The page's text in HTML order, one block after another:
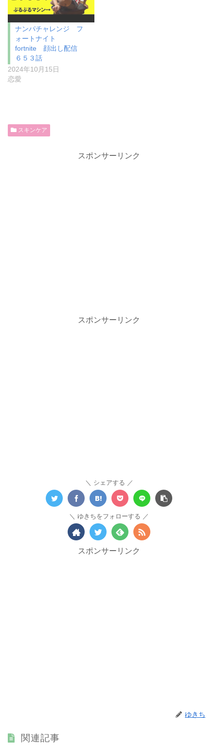
ナンパチャレンジ フ
ォートナイト
fortnite 顔出し配信
６５３話
2024年10月15日
恋愛
スキンケア
スポンサーリンク
スポンサーリンク
シェアする
ゆきちをフォローする
スポンサーリンク
ゆきち
関連記事